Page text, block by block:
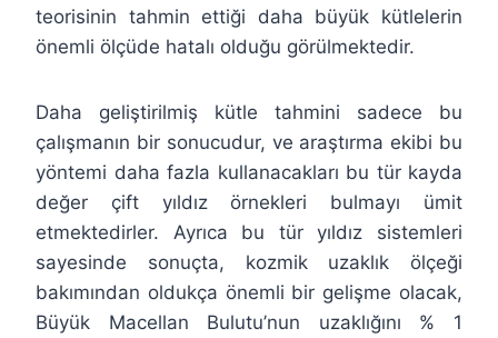
teorisinin tahmin ettiği daha büyük kütlelerin
önemli ölçüde hatalı olduğu görülmektedir.
Daha geliştirilmiş kütle tahmini sadece bu
çalışmanın bir sonucudur, ve araştırma ekibi bu
yöntemi daha fazla kullanacakları bu tür kayda
değer çift yıldız örnekleri bulmayı ümit
etmektedirler. Ayrıca bu tür yıldız sistemleri
sayesinde sonuçta, kozmik uzaklık ölçeği
bakımından oldukça önemli bir gelişme olacak,
Büyük Macellan Bulutu’nun uzaklığını % 1